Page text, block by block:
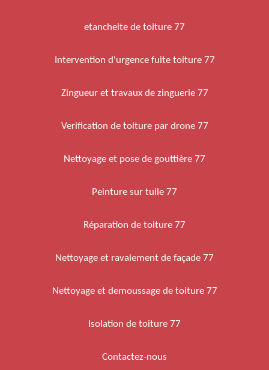
etancheite de toiture 77
Intervention d'urgence fuite toiture 77
Zingueur et travaux de zinguerie 77
Verification de toiture par drone 77
Nettoyage et pose de gouttière 77
Peinture sur tuile 77
Réparation de toiture 77
Nettoyage et ravalement de façade 77
Nettoyage et demoussage de toiture 77
Isolation de toiture 77
Contactez-nous